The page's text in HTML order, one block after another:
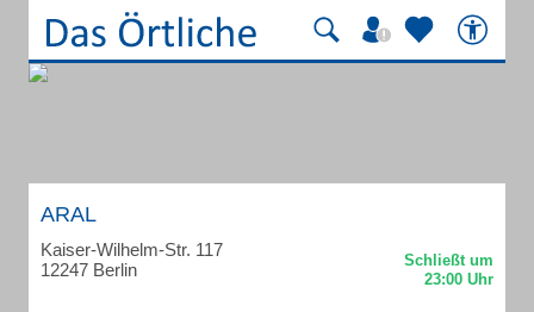
ARAL
Kaiser-Wilhelm-Str. 117
12247 Berlin